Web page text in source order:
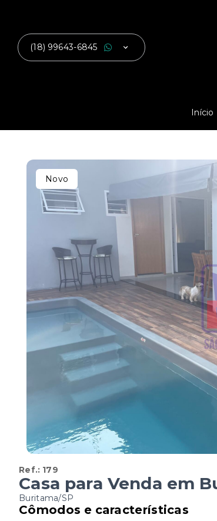
(18) 99643-6845
Início
Novo
Ref.: 179
Casa para Venda em
Buritama/SP
Cômodos e características